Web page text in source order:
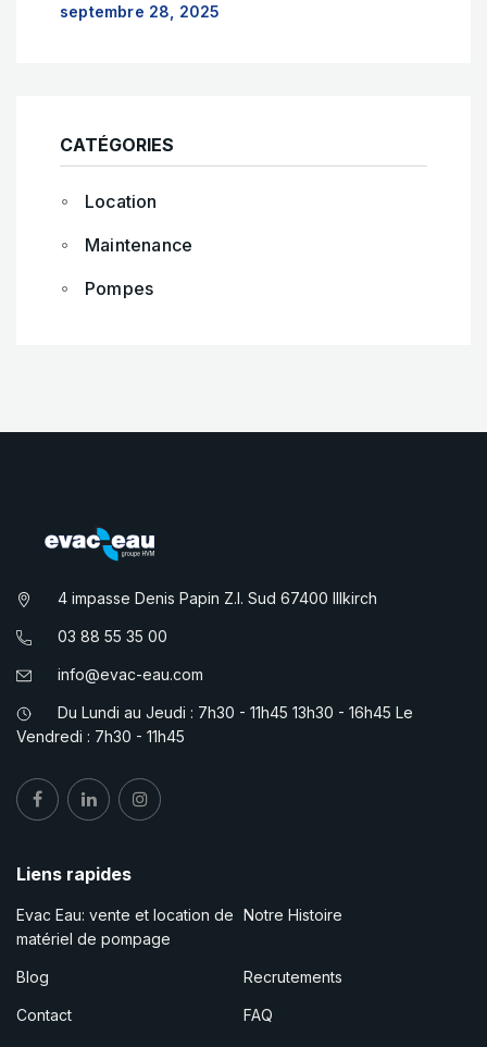
septembre 28, 2025
CATÉGORIES
Location
Maintenance
Pompes
4 impasse Denis Papin Z.I. Sud 67400 Illkirch
03 88 55 35 00
info@evac-eau.com
Du Lundi au Jeudi : 7h30 - 11h45 13h30 - 16h45 Le
Vendredi : 7h30 - 11h45
Liens rapides
Evac Eau: vente et location de
matériel de pompage
Notre Histoire
Blog Recrutements
Contact FAQ